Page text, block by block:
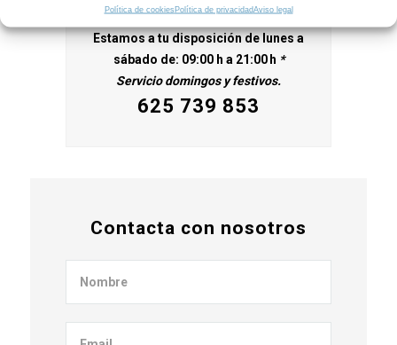
Política de cookies Política de privacidadAviso legal
Estamos a tu disposición de lunes a
sábado de: 09:00 h a 21:00 h *
Servicio domingos y festivos.
625 739 853
Contacta con nosotros